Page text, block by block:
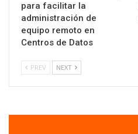
para facilitar la
administración de
equipo remoto en
Centros de Datos
PREV NEXT